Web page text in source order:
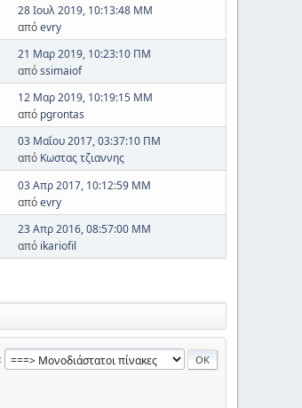
28 Ιουλ 2019, 10:13:48 ΜΜ
απόevry
21 Μαρ 2019, 10:23:10 ΠΜ
απόssimaiof
12 Μαρ 2019, 10:19:15 ΜΜ
από pgrontas
03 Μαΐου 2017, 03:37:10 ΠΜ
από Κωστας τζιαννης
03 Απρ 2017, 10:12:59 ΜΜ
απόevry
23 Απρ 2016, 08:57:00 ΜΜ
από ikariofil